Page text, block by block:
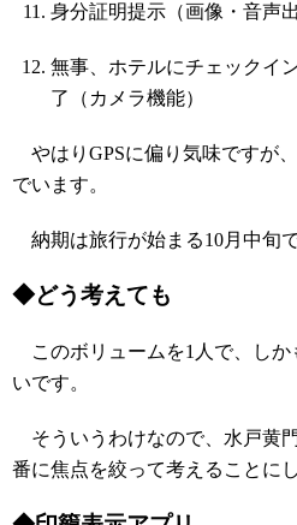
身分証明提示（画像・音声
無事、ホテルにチェックイ
了（カメラ機能）
やはりGPSに偏り気味ですが
でいます。
納期は旅行が始まる10月中旬で
◆どう考えても
このボリュームを1人で、しか
いです。
そういうわけなので、水戸黄
番に焦点を絞って考えることにし